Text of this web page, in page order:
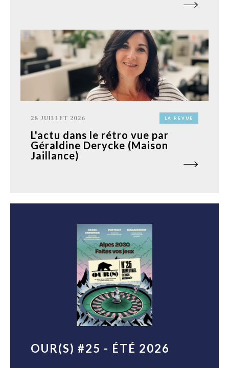
28 JUILLET 2026 LA REVUE
L'actu dans le rétro vue par
Géraldine Derycke (Maison
Jaillance)
OUR(S) #25 - ÉTÉ 2026